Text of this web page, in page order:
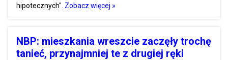
hipotecznych". Zobacz więcej »
NBP: mieszkania wreszcie zaczęły trochę
tanieć, przynajmniej te z drugiej ręki